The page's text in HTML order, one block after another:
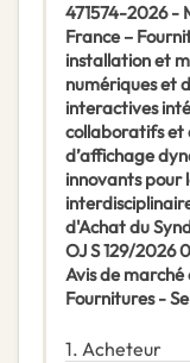
471574-2026 -
France –
installation et
numériques et
interactives
collaboratifs et
d’affichage
innovants pour
d'Achat du
OJ S 129/2026
Avis de marché
Fournitures -
1. Acheteur